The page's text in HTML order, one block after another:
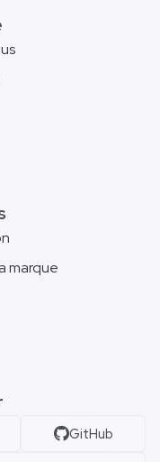
marque
GitHub